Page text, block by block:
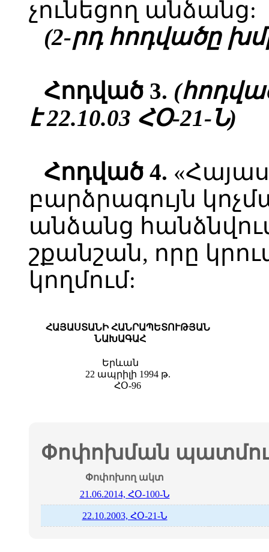
չունեցող անձանց:
(2-րդ հոդվածը
Հոդված 3.
է 22.10.03 ՀՕ-21-Ն)
Հոդված 4.
բարձրագույն
անձանց
շքանշան, որը
կողմում:
ՀԱՅԱՍՏԱՆԻ ՀԱՆՐԱՊԵՏՈՒԹՅԱՆ
ՆԱԽԱԳԱՀ
Երևան
22 ապրիլի 1994 թ.
ՀՕ-96
Փոփոխման
Փոփոխող ակտ
21.06.2014, ՀՕ-100-Ն
22.10.2003, ՀՕ-21-Ն